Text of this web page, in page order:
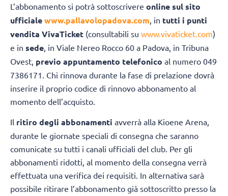
L’abbonamento si potrà sottoscrivere online sul sito
ufficialewww.pallavolopadova.com , in tutti i punti
vendita VivaTicket (consultabili su www.vivaticket.com)
e in sede , in Viale Nereo Rocco 60 a Padova, in Tribuna
Ovest, previo appuntamento telefonico al numero 049
7386171. Chi rinnova durante la fase di prelazione dovrà
inserire il proprio codice di rinnovo abbonamento al
momento dell’acquisto.
Il ritiro degli abbonamenti avverrà alla Kioene Arena,
durante le giornate speciali di consegna che saranno
comunicate su tutti i canali ufficiali del club. Per gli
abbonamenti ridotti, al momento della consegna verrà
effettuata una verifica dei requisiti. In alternativa sarà
possibile ritirare l’abbonamento già sottoscritto presso la